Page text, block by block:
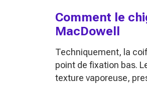
Comment le
MacDowell
Techniquement, la
point de fixation bas.
texture vaporeuse,